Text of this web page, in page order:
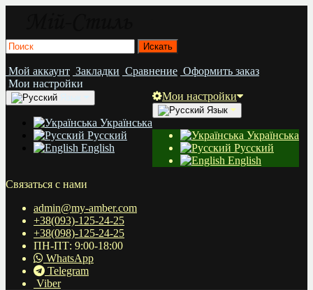
Мой аккаунт Закладки Сравнение Оформить заказ
Мои настройки
Українська
Русский
English
Мои настройки
Язык
Українська
Русский
English
Связаться с нами
admin@my-amber.com
+38(093)-125-24-25
+38(098)-125-24-25
ПН-ПТ: 9:00-18:00
WhatsApp
Telegram
Viber